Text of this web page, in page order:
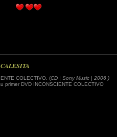
COLECTIVO. (CD | Sony Music | 2006 )
primer DVD INCONSCIENTE COLECTIVO